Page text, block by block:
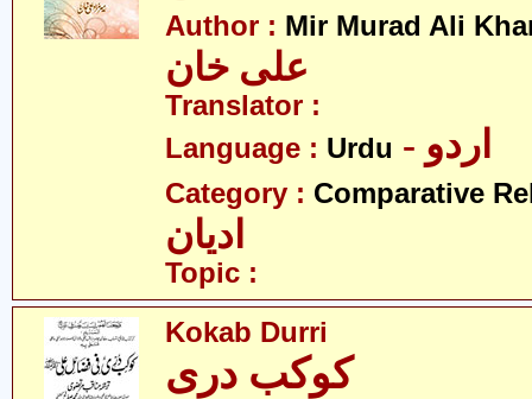
Author : Mir Murad Ali
علی خان
Translator :
Language : Urdu - اردو
Category : Comparative
ادیان
Topic :
Kokab Durri
کوکب دری